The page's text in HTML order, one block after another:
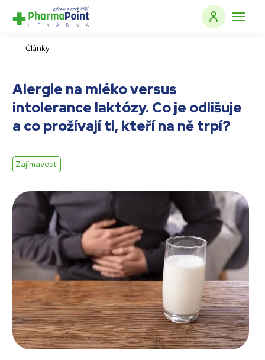
Články
Alergie na mléko versus
intolerance laktózy. Co je odlišuje
a co prožívají ti, kteří na ně trpí?
Zajímavosti